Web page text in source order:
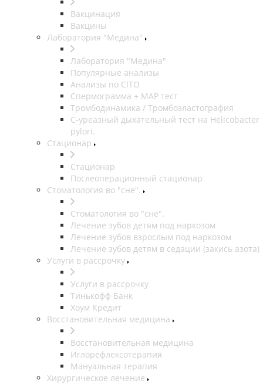
Вакцинация
Вакцины
Лаборатория "Медина"
Лаборатория "Медина"
Популярные анализы
Анализы по CITO
Спермограмма + МАР тест
Тромбодинамика / Тромбоэластография
С-уреазный дыхательный тест на Helicobacter
pylori.
Стационар
Стационар
Послеоперационный стационар
Стоматология во "сне".
Стоматология во "сне".
Лечение зубов детям под наркозом
Лечение зубов взрослым под наркозом
Лечение зубов детям в седации (закись азота)
Услуги в рассрочку
Услуги в рассрочку
Тинькофф Банк
Хоум Кредит
Восстановительная медицина
Восстановительная медицина
Иглорефлексотерапия
Мануальная терапия
Хирургическое лечение